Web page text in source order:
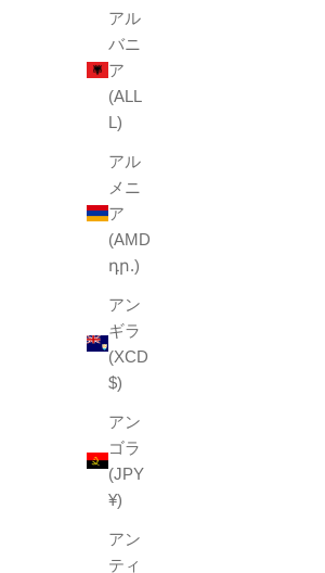
アル
バニ
ア
(ALL
L)
アル
メニ
ア
(AMD
դր.)
アン
ギラ
(XCD
$)
アン
ゴラ
(JPY
¥)
アン
ティ